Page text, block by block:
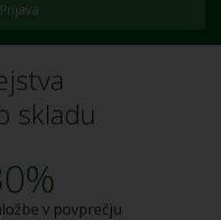
Prijava
skladu
v povprečju